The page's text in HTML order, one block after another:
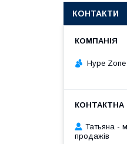
КОНТАКТИ
Hype Zone
Татьяна -
продажів